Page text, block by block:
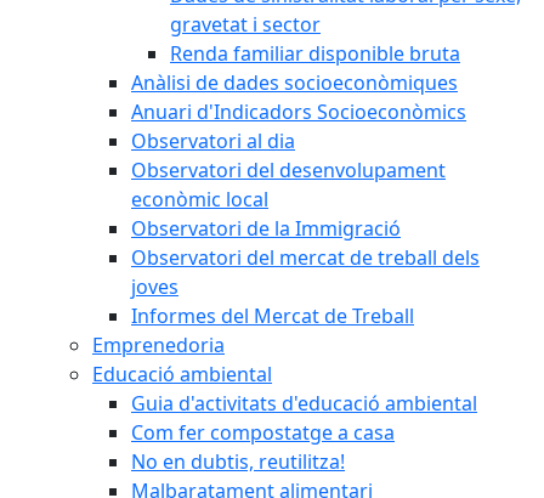
gravetat i sector
Renda familiar disponible bruta
Anàlisi de dades socioeconòmiques
Anuari d'Indicadors Socioeconòmics
Observatori al dia
Observatori del desenvolupament
econòmic local
Observatori de la Immigració
Observatori del mercat de treball dels
joves
Informes del Mercat de Treball
Emprenedoria
Educació ambiental
Guia d'activitats d'educació ambiental
Com fer compostatge a casa
No en dubtis, reutilitza!
Malbaratament alimentari